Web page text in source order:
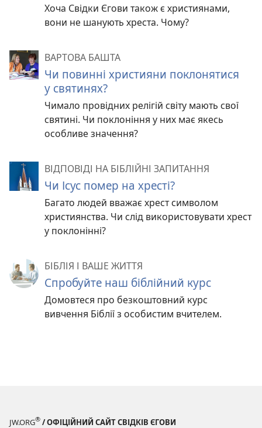
Хоча Свідки Єгови також є християнами,
вони не шанують хреста. Чому?
ВАРТОВА БАШТА
Чи повинні християни поклонятися
у святинях?
Чимало провідних релігій світу мають свої
святині. Чи поклоніння у них має якесь
особливе значення?
ВІДПОВІДІ НА БІБЛІЙНІ ЗАПИТАННЯ
Чи Ісус помер на хресті?
Багато людей вважає хрест символом
християнства. Чи слід використовувати хрест
у поклонінні?
БІБЛІЯ І ВАШЕ ЖИТТЯ
Спробуйте наш біблійний курс
Домовтеся про безкоштовний курс
вивчення Біблії з особистим вчителем.
JW.ORG® / ОФІЦІЙНИЙ САЙТ СВІДКІВ ЄГОВИ